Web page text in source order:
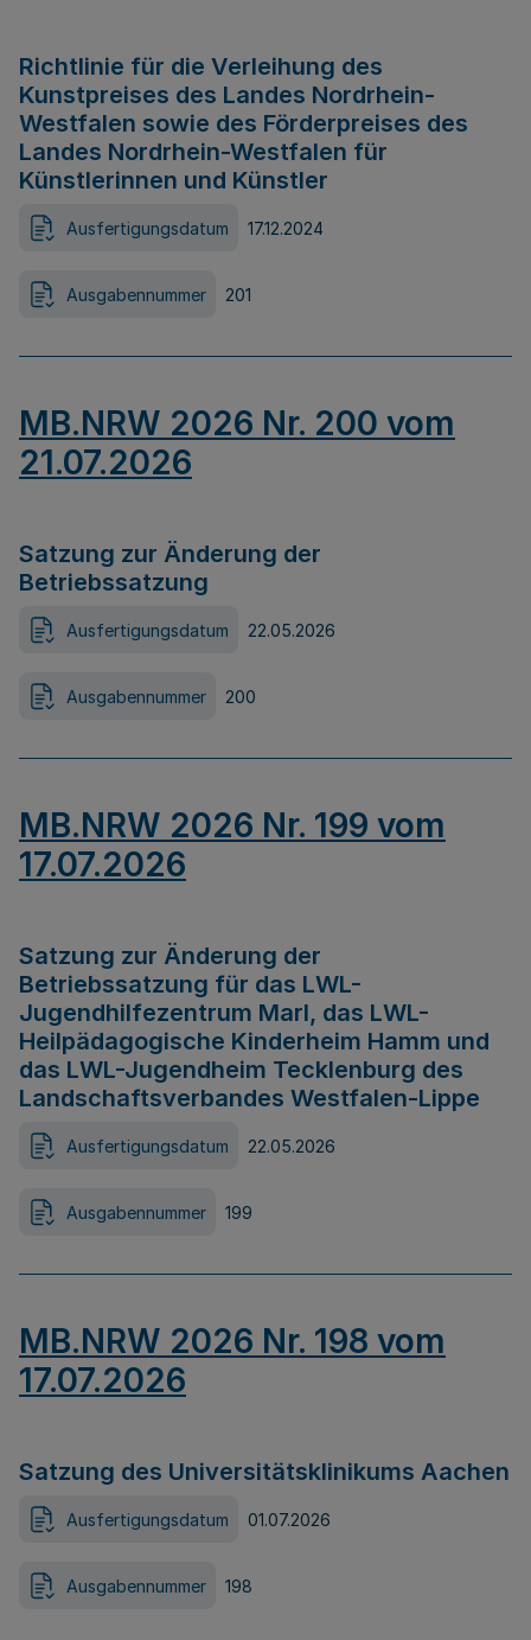
Richtlinie für die Verleihung des
Kunstpreises des Landes Nordrhein-
Westfalen sowie des Förderpreises des
Landes Nordrhein-Westfalen für
Künstlerinnen und Künstler
Ausfertigungsdatum 17.12.2024
Ausgabennummer 201
MB.NRW 2026 Nr. 200 vom
21.07.2026
Satzung zur Änderung der
Betriebssatzung
Ausfertigungsdatum 22.05.2026
Ausgabennummer 200
MB.NRW 2026 Nr. 199 vom
17.07.2026
Satzung zur Änderung der
Betriebssatzung für das LWL-
Jugendhilfezentrum Marl, das LWL-
Heilpädagogische Kinderheim Hamm und
das LWL-Jugendheim Tecklenburg des
Landschaftsverbandes Westfalen-Lippe
Ausfertigungsdatum 22.05.2026
Ausgabennummer 199
MB.NRW 2026 Nr. 198 vom
17.07.2026
Satzung des Universitätsklinikums Aachen
Ausfertigungsdatum 01.07.2026
Ausgabennummer 198